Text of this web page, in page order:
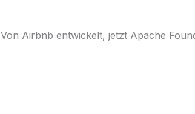
Von Airbnb entwickelt, jetzt Apache